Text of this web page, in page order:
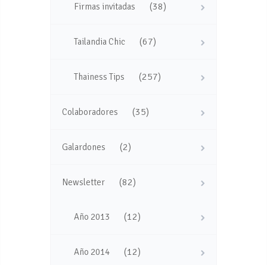
Firmas invitadas (38)
Tailandia Chic (67)
Thainess Tips (257)
Colaboradores (35)
Galardones (2)
Newsletter (82)
Año 2013 (12)
Año 2014 (12)